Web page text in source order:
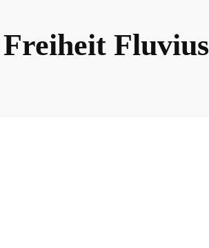
Fluvius